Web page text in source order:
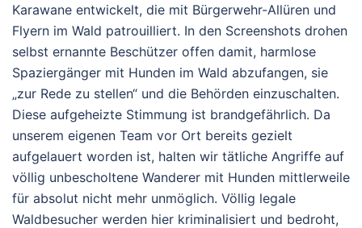
Karawane entwickelt, die mit Bürgerwehr-Allüren und
Flyern im Wald patrouilliert. In den Screenshots drohen
selbst ernannte Beschützer offen damit, harmlose
Spaziergänger mit Hunden im Wald abzufangen, sie
„zur Rede zu stellen“ und die Behörden einzuschalten.
Diese aufgeheizte Stimmung ist brandgefährlich. Da
unserem eigenen Team vor Ort bereits gezielt
aufgelauert worden ist, halten wir tätliche Angriffe auf
völlig unbescholtene Wanderer mit Hunden mittlerweile
für absolut nicht mehr unmöglich. Völlig legale
Waldbesucher werden hier kriminalisiert und bedroht,